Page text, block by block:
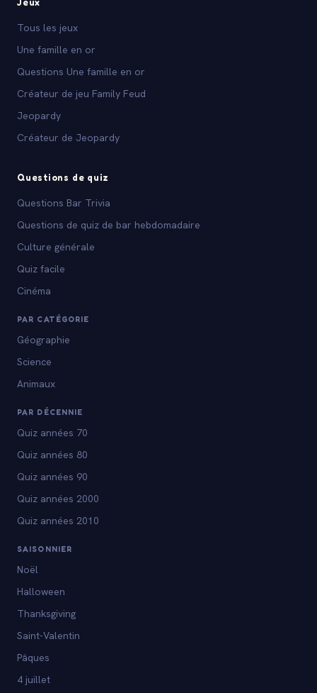
Tous les jeux
Une famille en or
Questions Une famille en or
Créateur de jeu Family Feud
Jeopardy
Créateur de Jeopardy
Questions de quiz
Questions Bar Trivia
Questions de quiz de bar hebdomadaire
Culture générale
Quiz facile
Cinéma
PAR CATÉGORIE
Géographie
Science
Animaux
PAR DÉCENNIE
Quiz années 70
Quiz années 80
Quiz années 90
Quiz années 2000
Quiz années 2010
SAISONNIER
Noël
Halloween
Thanksgiving
Saint-Valentin
Pâques
4 juillet